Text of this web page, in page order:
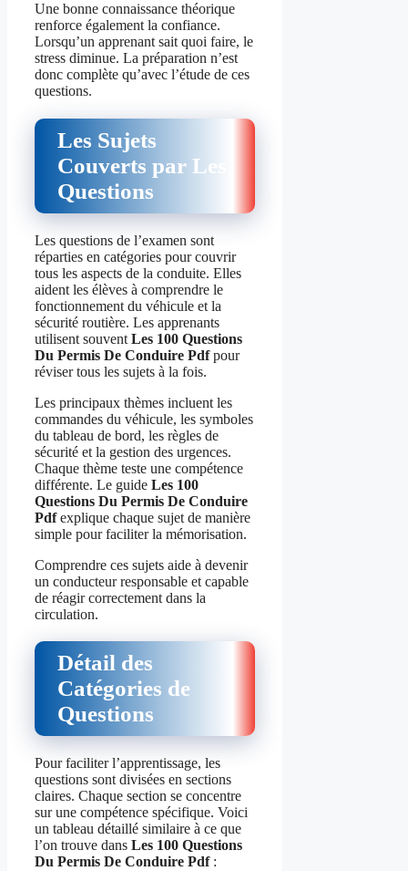
Une bonne connaissance théorique
renforce également la confiance.
Lorsqu’un apprenant sait quoi faire, le
stress diminue. La préparation n’est
donc complète qu’avec l’étude de ces
questions.
Les Sujets
Couverts par Les
Questions
Les questions de l’examen sont
réparties en catégories pour couvrir
tous les aspects de la conduite. Elles
aident les élèves à comprendre le
fonctionnement du véhicule et la
sécurité routière. Les apprenants
utilisent souvent Les 100 Questions
Du Permis De Conduire Pdfpour
réviser tous les sujets à la fois.
Les principaux thèmes incluent les
commandes du véhicule, les symboles
du tableau de bord, les règles de
sécurité et la gestion des urgences.
Chaque thème teste une compétence
différente. Le guide Les 100
Questions Du Permis De Conduire
Pdfexplique chaque sujet de manière
simple pour faciliter la mémorisation.
Comprendre ces sujets aide à devenir
un conducteur responsable et capable
de réagir correctement dans la
circulation.
Détail des
Catégories de
Questions
Pour faciliter l’apprentissage, les
questions sont divisées en sections
claires. Chaque section se concentre
sur une compétence spécifique. Voici
un tableau détaillé similaire à ce que
l’on trouve dans Les 100 Questions
Du Permis De Conduire Pdf: